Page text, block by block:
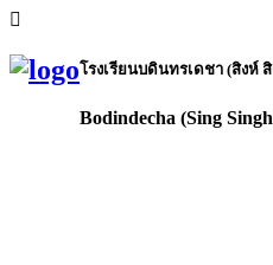
โรงเรียนบดินทรเดชา (สิงห์
Bodindecha (Sing